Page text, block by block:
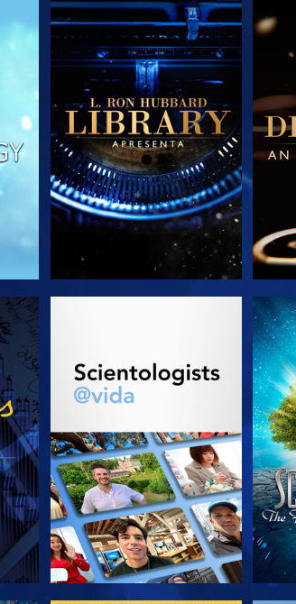
EXPLORE A SÉRIE